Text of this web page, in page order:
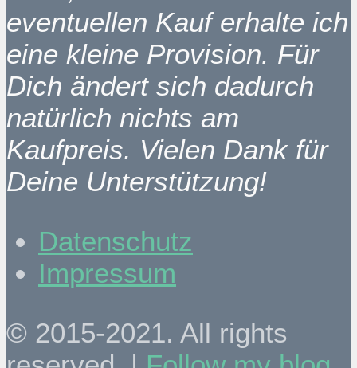
eventuellen Kauf erhalte ich
eine kleine Provision. Für
Dich ändert sich dadurch
natürlich nichts am
Kaufpreis. Vielen Dank für
Deine Unterstützung!
Datenschutz
Impressum
© 2015-2021. All rights